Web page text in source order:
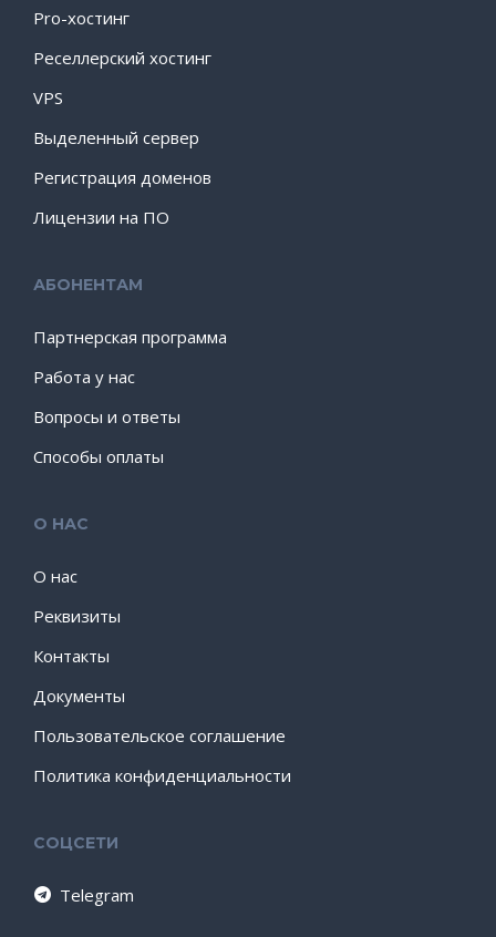
Pro-хостинг
Реселлерский хостинг
VPS
Выделенный сервер
Регистрация доменов
Лицензии на ПО
АБОНЕНТАМ
Партнерская программа
Работа у нас
Вопросы и ответы
Способы оплаты
О НАС
О нас
Реквизиты
Контакты
Документы
Пользовательское соглашение
Политика конфиденциальности
СОЦСЕТИ
Telegram